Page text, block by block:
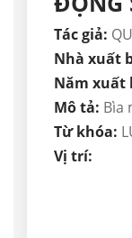
Tác giả:
Nhà xuất
Năm xuất
Mô tả: Bìa
Từ khóa:
Vị trí: